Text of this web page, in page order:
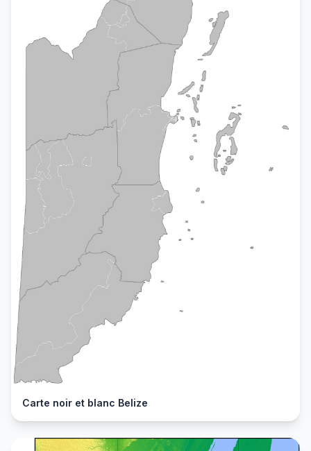
Carte noir et blanc Belize